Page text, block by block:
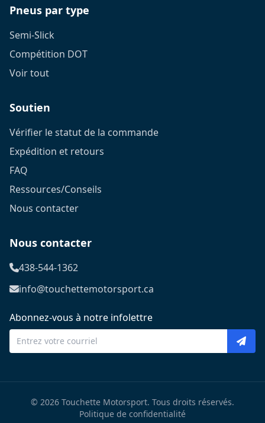
Pneus par type
Semi-Slick
Compétition DOT
Voir tout
Soutien
Vérifier le statut de la commande
Expédition et retours
FAQ
Ressources/Conseils
Nous contacter
Nous contacter
438-544-1362
info@touchettemotorsport.ca
Abonnez-vous à notre infolettre
© 2026 Touchette Motorsport. Tous droits réservés.
Politique de confidentialité